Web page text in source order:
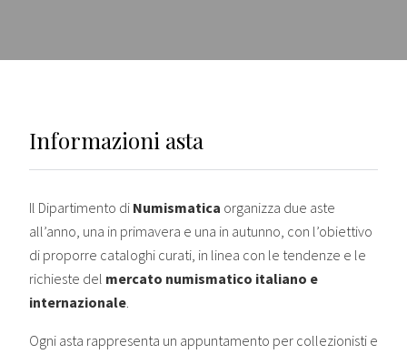
Informazioni asta
Il Dipartimento di Numismatica organizza due aste
all’anno, una in primavera e una in autunno, con l’obiettivo
di proporre cataloghi curati, in linea con le tendenze e le
richieste del mercato numismatico italiano e
internazionale.
Ogni asta rappresenta un appuntamento per collezionisti e